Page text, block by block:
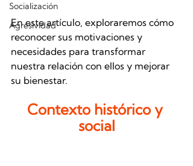
Socialización
Agresividad
En este artículo, exploraremos cómo
reconocer sus motivaciones y
necesidades para transformar
nuestra relación con ellos y mejorar
su bienestar.
Contexto histórico y
social